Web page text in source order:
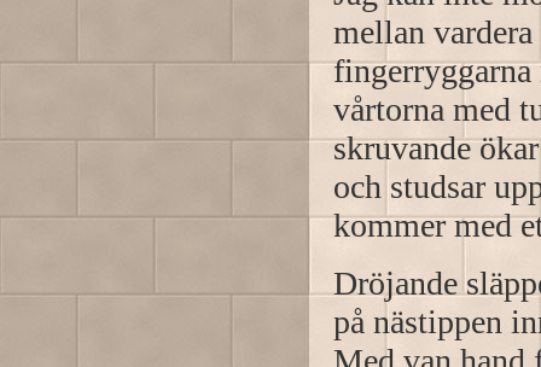
mellan
fingerryggarna
vårtorna med
skruvande
och studsar
kommer med
Dröjande
på nästippen